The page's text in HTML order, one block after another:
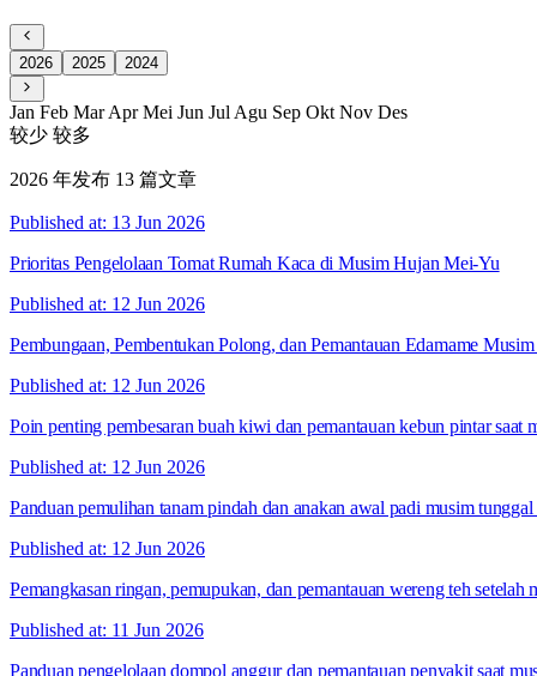
2026 2025 2024
Jan Feb MarAprMei Jun Jul Agu Sep Okt Nov Des
较少 较多
2026 年发布 13 篇文章
Published at: 13 Jun 2026
Prioritas Pengelolaan Tomat Rumah Kaca di Musim Hujan Mei-Yu
Published at: 12 Jun 2026
Pembungaan, Pembentukan Polong, dan Pemantauan Edamame
Published at: 12 Jun 2026
Poin penting pembesaran buah kiwi dan pemantauan kebun pintar saat
Published at: 12 Jun 2026
Panduan pemulihan tanam pindah dan anakan awal padi musim
Published at: 12 Jun 2026
Pemangkasan ringan, pemupukan, dan pemantauan wereng teh setelah
Published at: 11 Jun 2026
Panduan pengelolaan dompol anggur dan pemantauan penyakit saat